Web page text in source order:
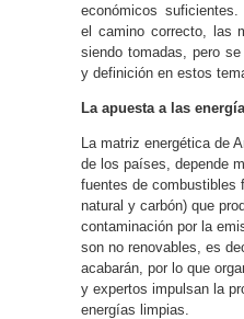
económicos
el camino correcto, las
siendo tomadas, pero
y definición en estos
La apuesta a las
La matriz energética de
de los países, depende
fuentes de combustibles
natural y carbón) que
contaminación por la
son no renovables, es
acabarán, por lo que
y expertos impulsan la
energías limpias.